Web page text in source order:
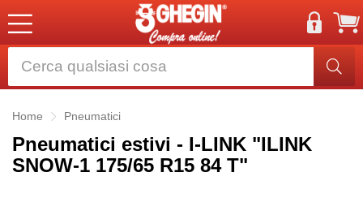
Home Pneumatici
Pneumatici estivi - I-LINK "ILINK
SNOW-1 175/65 R15 84 T"